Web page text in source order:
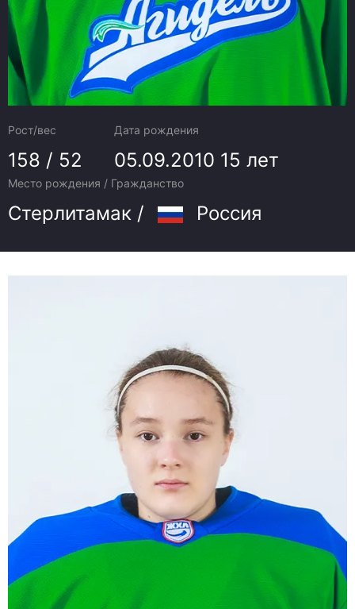
Рост/вес
158 / 52
Дата рождения
05.09.2010 15 лет
Место рождения / Гражданство
Стерлитамак / Россия